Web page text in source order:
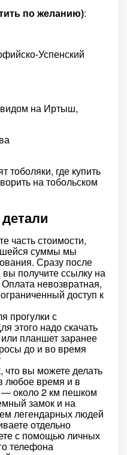
по желанию):
Успенский
на Иртыш,
тоболяки, где купить
на тобольском
часть стоимости,
суммы мы
Сразу после
получите ссылку на
невозвратная,
доступ к
прогулки с
этого надо скачать
планшет заранее
до и во время
что вы можете делать
любое время и в
около 2 км пешком
замок и на
легендарных людей
отдельно
с помощью личных
телефона